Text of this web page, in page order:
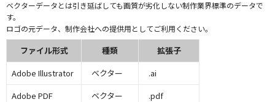
ベクターデータとは引き延ばしても画質が劣化しない制作業界標準のデータで
す。
ロゴの元データ、制作会社への提供用としてご利用ください。
ファイル形式 種類
拡張子
Adobe Illustrator
ベクター
.ai
Adobe PDF
ベクター
.pdf